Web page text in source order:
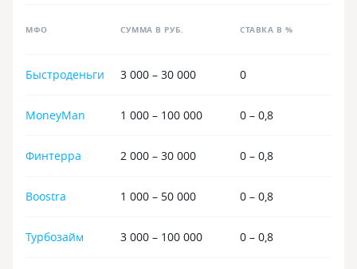
МФО СУММА В РУБ. СТАВКА В %
Быстроденьги 3 000 – 30 000 0
MoneyMan 1 000 – 100 000 0 – 0,8
Финтерра 2 000 – 30 000 0 – 0,8
Boostra 1 000 – 50 000 0 – 0,8
Турбозайм 3 000 – 100 000 0 – 0,8